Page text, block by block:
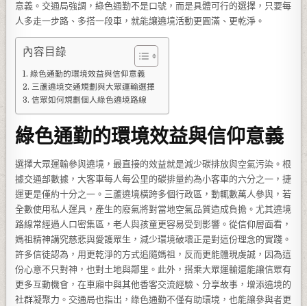
意義。交通局強調，綠色通勤不是口號，而是具體可行的選擇，只要每
人多走一步路、多搭一段車，就能讓遶境活動更圓滿、更乾淨。
內容目錄
綠色通勤的環境效益與信仰意義
三蘆遶境交通規劃與大眾運輸選擇
信眾如何規劃個人綠色遶境路線
綠色通勤的環境效益與信仰意義
選擇大眾運輸參與遶境，最直接的效益就是減少碳排放與空氣污染。根
據交通部數據，大客車每人每公里的碳排量約為小客車的六分之一，捷
運更是僅約十分之一。三蘆遶境橫跨多個行政區，動輒數萬人參與，若
全數使用私人運具，產生的廢氣將對當地空氣品質造成負擔。尤其遶境
路線常經過人口密集區，老人與孩童更容易受到影響。從信仰層面看，
媽祖精神講究慈悲與愛護眾生，減少環境破壞正是對這份理念的實踐。
許多信徒認為，用更乾淨的方式追隨媽祖，反而更能體現虔誠，因為這
份心意不只對神，也對土地與鄰里。此外，搭乘大眾運輸還能讓信眾有
更多互動機會，在車廂中與其他香客交流經驗、分享故事，增添遶境的
社群凝聚力。交通局也指出，綠色通勤不僅有助環境，也能讓參與者更